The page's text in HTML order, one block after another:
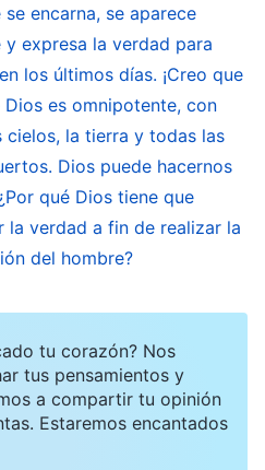
que el juicio es el
al hombre, no
aparecería en la
realizar esta obra entre
de los últimos días
a los hombres
hacer que todas las
por ellos. Esta es la
explicado claramente lo
encarna, se aparece
expresa la verdad para
los últimos días. ¡Creo que
es omnipotente, con
cielos, la tierra y todas las
Dios puede hacernos
qué Dios tiene que
la verdad a fin de realizar la
del hombre?
tu corazón? Nos
tus pensamientos y
a compartir tu opinión
Estaremos encantados